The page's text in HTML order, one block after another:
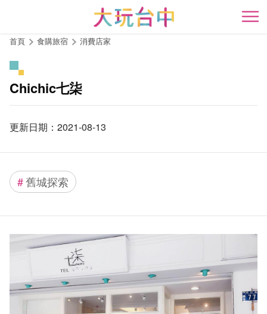
開
首頁 食購旅宿 消費店家
Chichic七柒
更新日期：2021-08-13
#舊城探索